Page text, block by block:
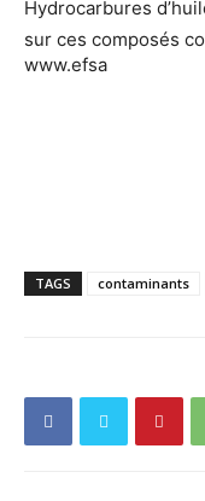
Hydrocarbures
sur ces composés
www.efsa
TAGS contaminants